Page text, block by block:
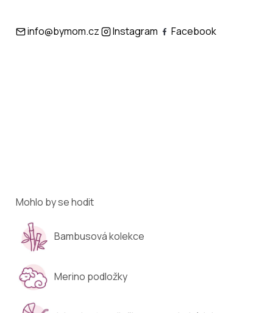
info@bymom.cz Instagram Facebook
Mohlo by se hodit
Bambusová kolekce
Merino podložky